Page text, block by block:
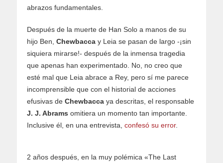
abrazos fundamentales.
Después de la muerte de Han Solo a manos de su
hijo Ben, Chewbacca y Leia se pasan de largo -¡sin
siquiera mirarse!- después de la inmensa tragedia
que apenas han experimentado. No, no creo que
esté mal que Leia abrace a Rey, pero sí me parece
incomprensible que con el historial de acciones
efusivas de Chewbacca ya descritas, el responsable
J. J. Abrams omitiera un momento tan importante.
Inclusive él, en una entrevista, confesó su error.
2 años después, en la muy polémica «The Last